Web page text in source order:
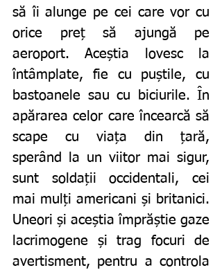
să îi alunge pe cei care vor cu
orice preț să ajungă pe
aeroport. Aceștia lovesc la
întâmplate, fie cu puștile, cu
bastoanele sau cu biciurile. În
apărarea celor care încearcă să
scape cu viața din țară,
sperând la un viitor mai sigur,
sunt soldații occidentali, cei
mai mulți americani și britanici.
Uneori și aceștia împrăștie gaze
lacrimogene și trag focuri de
avertisment, pentru a controla